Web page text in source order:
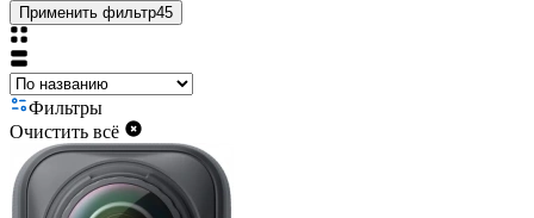
Применить фильтр45
Фильтры
Очистить всё